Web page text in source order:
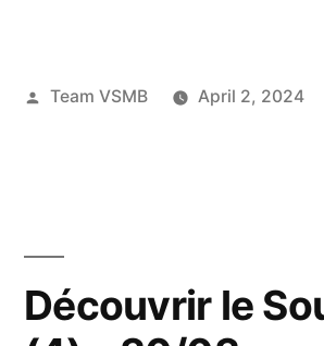
Posted
Team VSMB April 2, 2024
Découvrir le